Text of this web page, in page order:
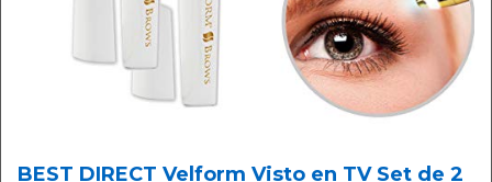
BEST DIRECT Velform Visto en TV Set de 2